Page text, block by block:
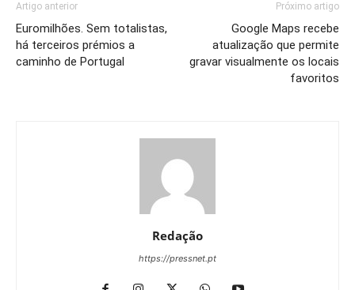
Artigo anterior
Euromilhões. Sem totalistas,
há terceiros prémios a
caminho de Portugal
Próximo artigo
Google Maps recebe
atualização que permite
gravar visualmente os locais
favoritos
Redação
https://pressnet.pt